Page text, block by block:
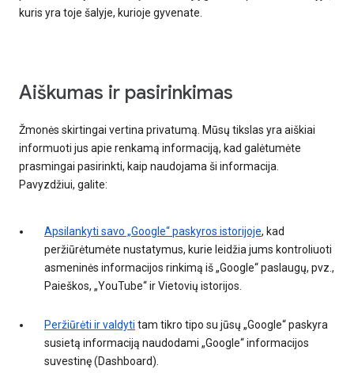
kuris yra toje šalyje, kurioje gyvenate.
Aiškumas ir pasirinkimas
Žmonės skirtingai vertina privatumą. Mūsų tikslas yra aiškiai
informuoti jus apie renkamą informaciją, kad galėtumėte
prasmingai pasirinkti, kaip naudojama ši informacija.
Pavyzdžiui, galite:
Apsilankyti savo „Google“ paskyros istorijoje, kad
peržiūrėtumėte nustatymus, kurie leidžia jums kontroliuoti
asmeninės informacijos rinkimą iš „Google“ paslaugų, pvz.,
Paieškos, „YouTube“ ir Vietovių istorijos.
Peržiūrėti ir valdyti tam tikro tipo su jūsų „Google“ paskyra
susietą informaciją naudodami „Google“ informacijos
suvestinę (Dashboard).